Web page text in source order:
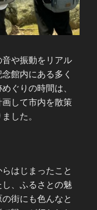
や振動をリアル
館内にある多く
ぐりの時間は、
して市内を散策
した。
はじまったこと
、ふるさとの魅
街にも色んなと